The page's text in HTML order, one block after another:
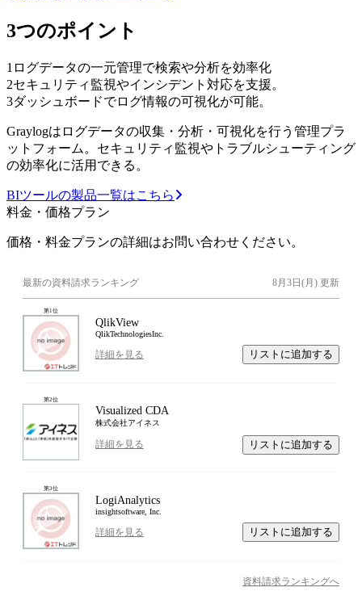
3つのポイント
1 ログデータの一元管理で検索や分析を効率化
2セキュリティ監視やインシデント対応を支援。
3ダッシュボードでログ情報の可視化が可能。
Graylogはログデータの収集・分析・可視化を行う管理プラ
ットフォーム。セキュリティ監視やトラブルシューティング
の効率化に活用できる。
BIツールの製品一覧はこちら
料金・価格プラン
価格・料金プランの詳細はお問い合わせください。
最新の資料請求ランキング 8月3日(月) 更新
第1位
QlikView
QlikTechnologiesInc.
詳細を見る リストに追加する
第2位
Visualized CDA
株式会社アイネス
詳細を見る リストに追加する
第3位
LogiAnalytics
insightsoftware, Inc.
詳細を見る リストに追加する
資料請求ランキングへ